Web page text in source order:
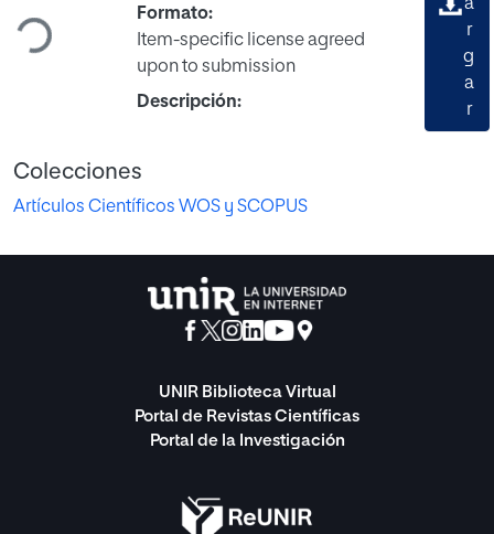
Formato:
Item-specific license agreed
upon to submission
Descripción:
a
r
g
a
r
Colecciones
Artículos Científicos WOS y SCOPUS
UNIR Biblioteca Virtual
Portal de Revistas Científicas
Portal de la Investigación